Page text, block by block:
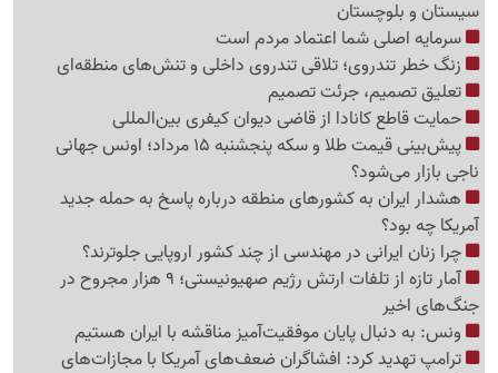
سیستان و بلوچستان
سرمایه اصلی شما اعتماد مردم است
زنگ خطر تندروی؛ تلاقی تندروی داخلی و تنش‌های منطقه‌ای
تعلیق تصمیم، جرئت تصمیم
حمایت قاطع کانادا از قاضی دیوان کیفری بین‌المللی
پیش‌بینی قیمت طلا و سکه پنجشنبه 15 مرداد؛ اونس جهانی
ناجی بازار می‌شود؟
هشدار ایران به کشورهای منطقه درباره پاسخ به حمله جدید
آمریکا چه بود؟
چرا زنان ایرانی در مهندسی از چند کشور اروپایی جلوترند؟
آمار تازه از تلفات ارتش رژیم صهیونیستی؛ 9 هزار مجروح در
جنگ‌های اخیر
ونس: به دنبال پایان موفقیت‌آمیز مناقشه با ایران هستیم
ترامپ تهدید کرد: افشاگران ضعف‌های آمریکا با مجازات‌های